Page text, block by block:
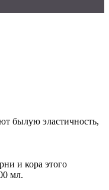
былую эластичность,
и кора этого
мл.